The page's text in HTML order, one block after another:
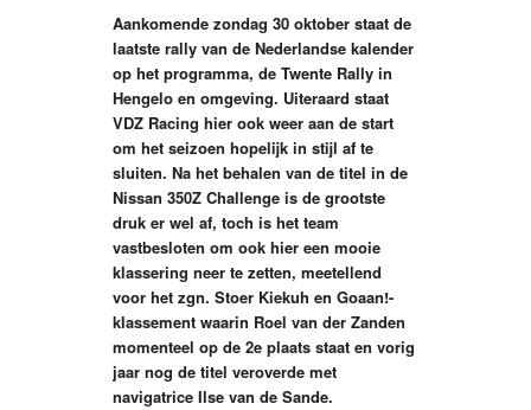
Aankomende zondag 30 oktober staat de
laatste rally van de Nederlandse kalender
op het programma, de Twente Rally in
Hengelo en omgeving. Uiteraard staat
VDZ Racing hier ook weer aan de start
om het seizoen hopelijk in stijl af te
sluiten. Na het behalen van de titel in de
Nissan 350Z Challenge is de grootste
druk er wel af, toch is het team
vastbesloten om ook hier een mooie
klassering neer te zetten, meetellend
voor het zgn. Stoer Kiekuh en Goaan!-
klassement waarin Roel van der Zanden
momenteel op de 2e plaats staat en vorig
jaar nog de titel veroverde met
navigatrice Ilse van de Sande.